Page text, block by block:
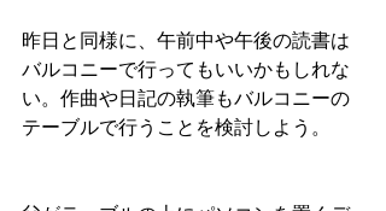
昨日と同様に、午前中や午後の読書は
バルコニーで行ってもいいかもしれな
い。作曲や日記の執筆もバルコニーの
テーブルで行うことを検討しよう。